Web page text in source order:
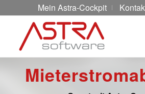
Mein Astra-Cockpit